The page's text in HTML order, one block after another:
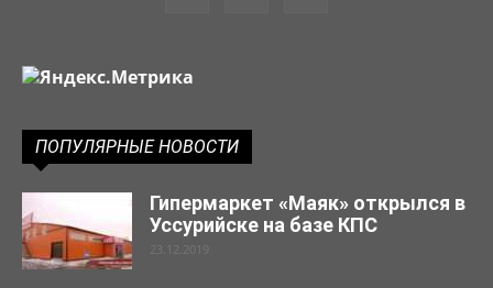
ПОПУЛЯРНЫЕ НОВОСТИ
Гипермаркет «Маяк» открылся в
Уссурийске на базе КПС
23.12.2019